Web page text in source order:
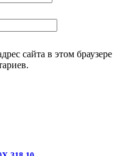
сайта в этом браузере